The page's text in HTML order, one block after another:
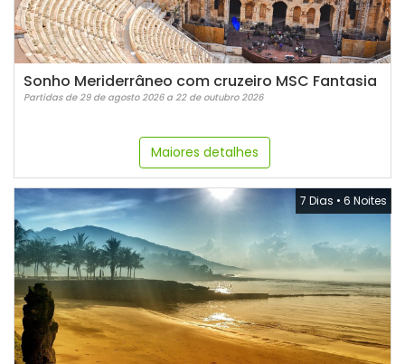
Sonho Meriderrâneo com cruzeiro MSC Fantasia
Partidas de 29 de agosto 2026 a 22 de outubro 2026
Maiores detalhes
7 Dias • 6 Noites